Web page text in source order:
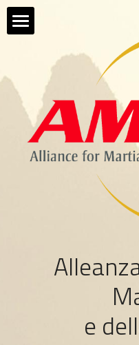
Filosofia
Alleanza
Requisiti
Insegnanti
e